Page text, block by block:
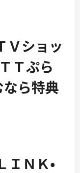
Ｖショッ
Ｔぷら
なら特典
ＩＮＫ・